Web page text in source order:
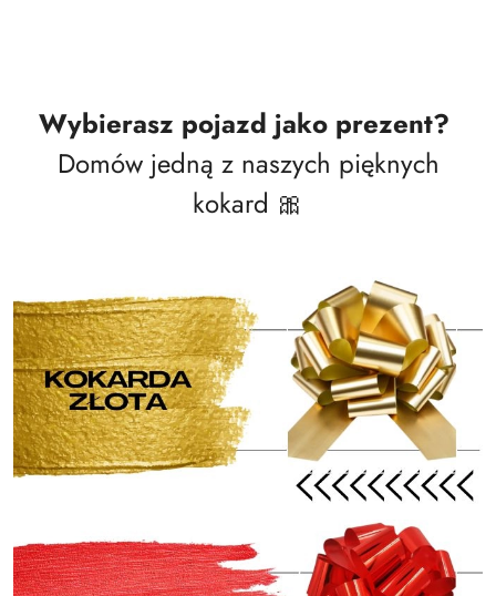
Wybierasz pojazd jako prezent?
Domów jedną z naszych pięknych
kokard 🎀